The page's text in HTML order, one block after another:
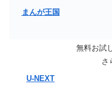
まんが王国
U-NEXT
無料お試
さ